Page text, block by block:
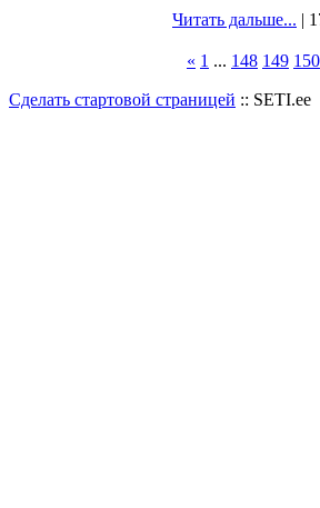
Читать дальше... |
« 1 ... 148 149 150
Сделать стартовой страницей :: SETI.ee